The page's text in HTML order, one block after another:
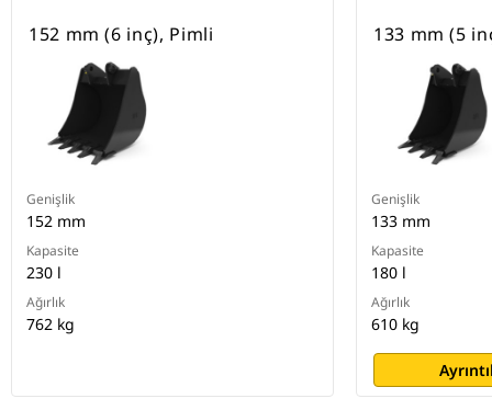
152 mm (6 inç), Pimli
Genişlik
152 mm
Kapasite
230 l
Ağırlık
762 kg
133 mm (5
Genişlik
133 mm
Kapasite
180 l
Ağırlık
610 kg